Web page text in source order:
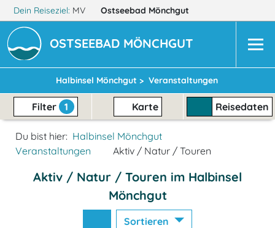
Dein Reiseziel: MV Ostseebad Mönchgut
OSTSEEBAD MÖNCHGUT
Halbinsel Mönchgut > Veranstaltungen
Filter 1 Karte Reisedaten
Du bist hier: Halbinsel Mönchgut
Veranstaltungen
Aktiv / Natur / Touren
Aktiv / Natur / Touren im Halbinsel
Mönchgut
Sortieren